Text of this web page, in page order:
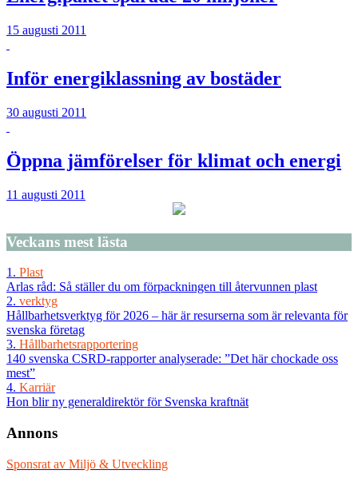
15 augusti 2011
Inför energiklassning av bostäder
30 augusti 2011
Öppna jämförelser för klimat och energi
11 augusti 2011
Veckans mest lästa
1. Plast
Arlas råd: Så ställer du om förpackningen till återvunnen plast
2. verktyg
Hållbarhetsverktyg för 2026 – här är resurserna som är relevanta för
svenska företag
3. Hållbarhetsrapportering
140 svenska CSRD-rapporter analyserade: ”Det här chockade oss
mest”
4. Karriär
Hon blir ny generaldirektör för Svenska kraftnät
Annons
Sponsrat av Miljö & Utveckling